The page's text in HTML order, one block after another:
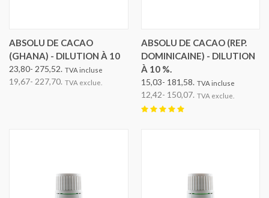
ABSOLU DE CACAO
(GHANA) - DILUTION À 10
23,80- 275,52. TVA incluse
19,67- 227,70. TVA exclue.
ABSOLU DE CACAO (REP.
DOMINICAINE) - DILUTION
À 10 %.
15,03- 181,58. TVA incluse
12,42- 150,07. TVA exclue.